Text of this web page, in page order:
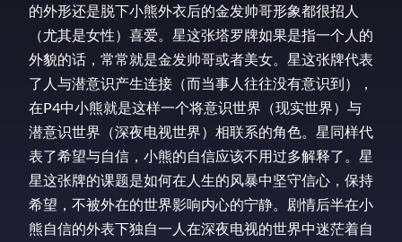
的外形还是脱下小熊外衣后的金发帅哥形象都很招人
（尤其是女性）喜爱。星这张塔罗牌如果是指一个人的
外貌的话，常常就是金发帅哥或者美女。星这张牌代表
了人与潜意识产生连接（而当事人往往没有意识到），
在P4中小熊就是这样一个将意识世界（现实世界）与
潜意识世界（深夜电视世界）相联系的角色。星同样代
表了希望与自信，小熊的自信应该不用过多解释了。星
星这张牌的课题是如何在人生的风暴中坚守信心，保持
希望，不被外在的世界影响内心的宁静。剧情后半在小
熊自信的外表下独自一人在深夜电视的世界中迷茫着自